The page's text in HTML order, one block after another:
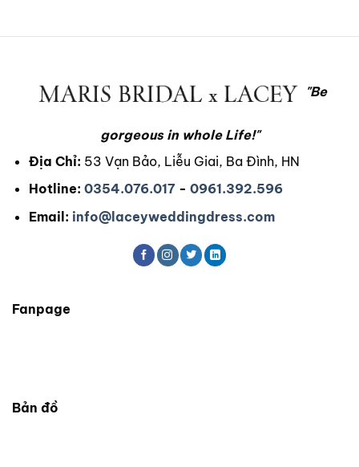
"Be
gorgeous in whole Life!"
Địa Chỉ: 53 Vạn Bảo, Liễu Giai, Ba Đình, HN
Hotline: 0354.076.017- 0961.392.596
Email: info@laceyweddingdress.com
Fanpage
Bản đồ